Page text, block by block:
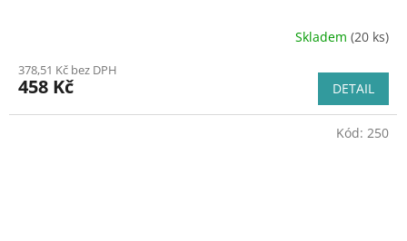
Skladem (20 ks)
378,51 Kč bez DPH
458 Kč DETAIL
Kód: 250